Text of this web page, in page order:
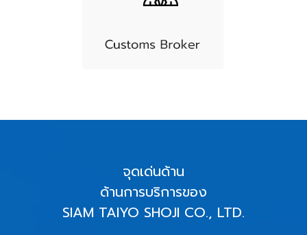
จุดเด่นด้าน
ด้านการบริการของ
SIAM TAIYO SHOJI CO., LTD.